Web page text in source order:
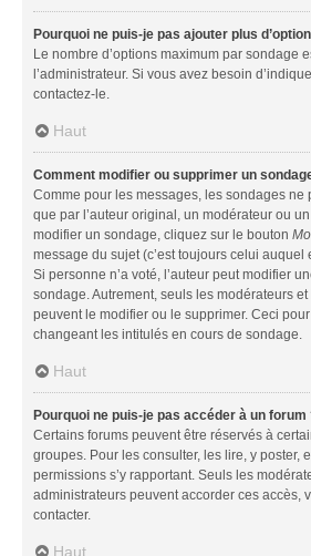
Pourquoi ne puis-je pas ajouter plus
Le nombre d’options maximum par sondage
l’administrateur. Si vous avez besoin
contactez-le.
Haut
Comment modifier ou supprimer un
Comme pour les messages, les sondages ne
que par l’auteur original, un modérateur ou
modifier un sondage, cliquez sur le bouton
message du sujet (c’est toujours celui
Si personne n’a voté, l’auteur peut modifier
sondage. Autrement, seuls les modérateurs
peuvent le modifier ou le supprimer. Ceci
changeant les intitulés en cours de sondage.
Haut
Pourquoi ne puis-je pas accéder à un forum
Certains forums peuvent être réservés à
groupes. Pour les consulter, les lire, y poster,
permissions s’y rapportant. Seuls les
administrateurs peuvent accorder ces accès,
contacter.
Haut